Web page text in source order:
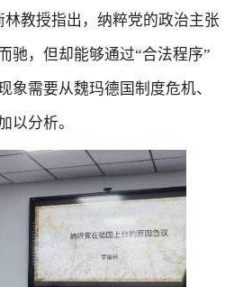
林教授指出，纳粹党的政治主张
驰，但却能够通过“合法程序”
象需要从魏玛德国制度危机、
以分析。